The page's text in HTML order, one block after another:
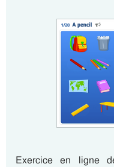
Exercice en ligne